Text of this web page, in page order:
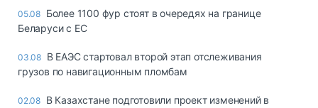
05.08 Более 1100 фур стоят в очередях на границе
Беларуси с ЕС
03.08 В ЕАЭС стартовал второй этап отслеживания
грузов по навигационным пломбам
02.08 В Казахстане подготовили проект изменений в